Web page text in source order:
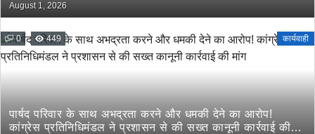
August 1, 2026
0 449 कार्यवाही
पार्षद परिवार के साथ अभद्रता करने और धमकी देने का आरोप!
कांग्रेस प्रतिनिधिमंडल ने प्रशासन से की सख्त कानूनी कार्रवाई की